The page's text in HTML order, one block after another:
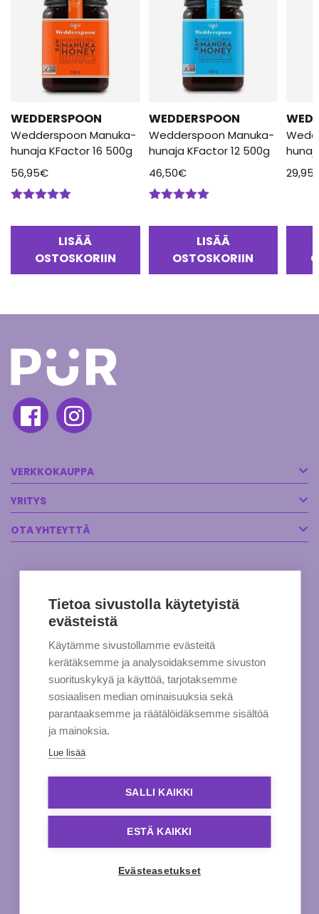
WEDDERSPOON
Wedderspoon Manuka-
hunaja KFactor 16 500g
56,95€
LISÄÄ
OSTOSKORIIN
WEDDERSPOON
Wedderspoon Manuka-
hunaja KFactor 12 500g
46,50€
LISÄÄ
OSTOSKORIIN
29,95
VERKKOKAUPPA
YRITYS
OTA YHTEYTTÄ
Tietoa sivustolla käytetyistä
evästeistä
Käytämme sivustollamme evästeitä
kerätäksemme ja analysoidaksemme sivuston
suorituskykyä ja käyttöä, tarjotaksemme
sosiaalisen median ominaisuuksia sekä
parantaaksemme ja räätälöidäksemme sisältöä
ja mainoksia.
Lue lisää
SALLI KAIKKI
ESTÄ KAIKKI
Evästeasetukset